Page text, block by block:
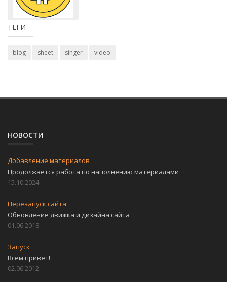
ТЕГИ
blog sheet singer video
НОВОСТИ
Добавление материалов
Продолжается работа по наполнению материалами
15.10.2024
Перезапуск сайта
Обновление движка и дизайна сайта
01.06.2018
Запуск
Всем привет!
02.06.2012